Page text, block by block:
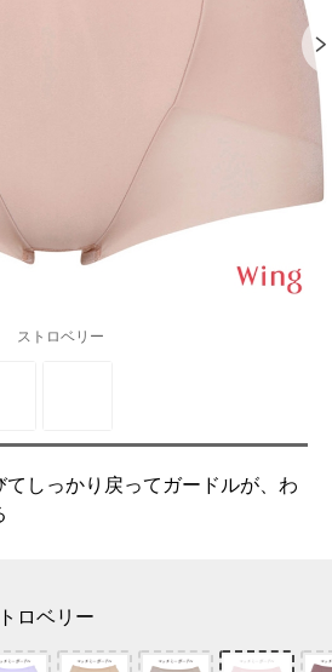
ストロベリー
てしっかり戻ってガードルが、わ
ロベリー